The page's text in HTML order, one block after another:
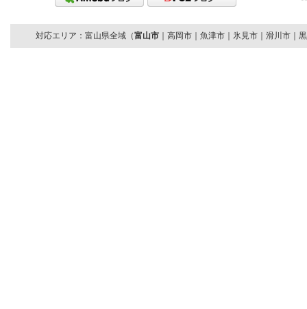
対応エリア：富山県全域（富山市 ｜高岡市｜魚津市｜氷見市｜滑川市｜